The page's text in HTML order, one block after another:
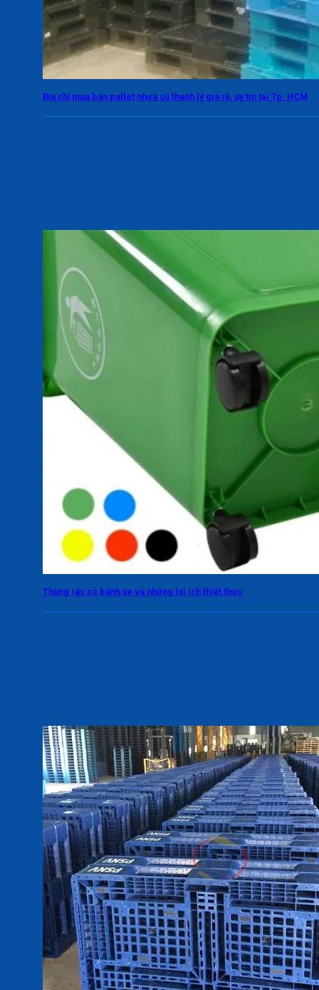
Địa chỉ mua bán pallet nhựa cũ thanh lý giá rẻ, uy tín tại Tp. HCM
Thùng rác có bánh xe và những lợi ích thiết thực